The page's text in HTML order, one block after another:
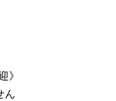
》
ん